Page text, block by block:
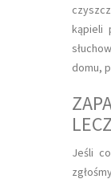
kąpieli
domu,
Jeśli